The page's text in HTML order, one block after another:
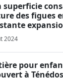
superficie
des figues
2024
pour
à